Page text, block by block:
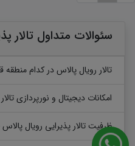
سئوالات متداول تالار
تالار رویال پالاس در کدام منطقه
امکانات دیجیتال و نورپردازی
ظرفیت تالار پذیرایی رویال